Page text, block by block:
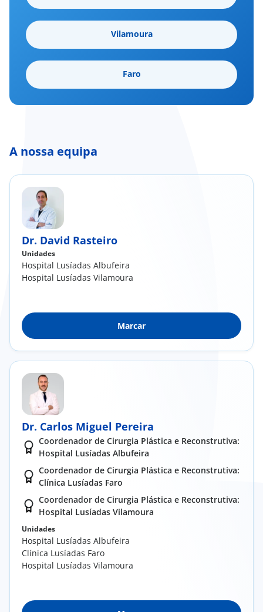
Vilamoura
Faro
A nossa equipa
Dr. David Rasteiro
Unidades
Hospital Lusíadas Albufeira
Hospital Lusíadas Vilamoura
Marcar
Dr. Carlos Miguel Pereira
Coordenador de Cirurgia Plástica e Reconstrutiva:
Hospital Lusíadas Albufeira
Coordenador de Cirurgia Plástica e Reconstrutiva:
Clínica Lusíadas Faro
Coordenador de Cirurgia Plástica e Reconstrutiva:
Hospital Lusíadas Vilamoura
Unidades
Hospital Lusíadas Albufeira
Clínica Lusíadas Faro
Hospital Lusíadas Vilamoura